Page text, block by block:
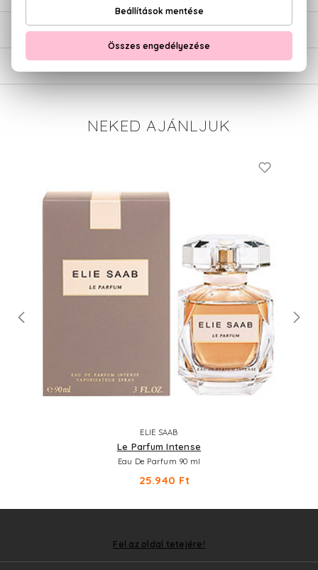
SZÁLLÍTÁS
NEKED AJÁNLJUK
ELIE SAAB
Le Parfum Intense
Eau De Parfum 90 ml
25.940 Ft
Fel az oldal tetejére!